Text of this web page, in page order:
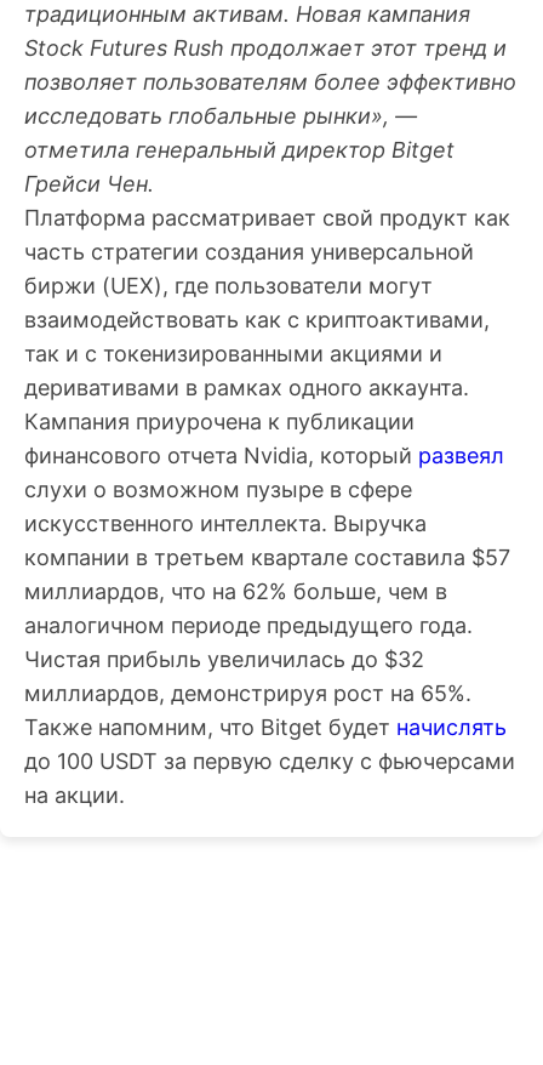
традиционным активам. Новая кампания
Stock Futures Rush продолжает этот тренд и
позволяет пользователям более эффективно
исследовать глобальные рынки», —
отметила генеральный директор Bitget
Грейси Чен.
Платформа рассматривает свой продукт как
часть стратегии создания универсальной
биржи (UEX), где пользователи могут
взаимодействовать как с криптоактивами,
так и с токенизированными акциями и
деривативами в рамках одного аккаунта.
Кампания приурочена к публикации
финансового отчета Nvidia, который развеял
слухи о возможном пузыре в сфере
искусственного интеллекта. Выручка
компании в третьем квартале составила $57
миллиардов, что на 62% больше, чем в
аналогичном периоде предыдущего года.
Чистая прибыль увеличилась до $32
миллиардов, демонстрируя рост на 65%.
Также напомним, что Bitget будет начислять
до 100 USDT за первую сделку с фьючерсами
на акции.